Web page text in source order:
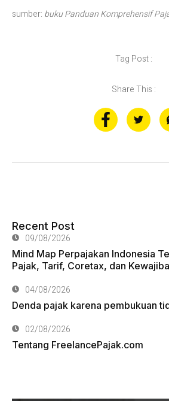
sumber: buku Panduan Komprehensif
Tag Post :
Share This :
Recent Post
09/08/2026
Mind Map Perpajakan Indonesia
Pajak, Tarif, Coretax, dan
04/08/2026
Denda pajak karena pembukuan
02/08/2026
Tentang FreelancePajak.com